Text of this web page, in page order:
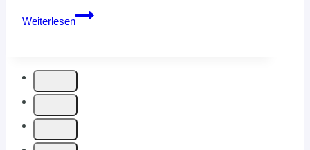
Weiterlesen
HVNB
Carlos
Ortega
spanische